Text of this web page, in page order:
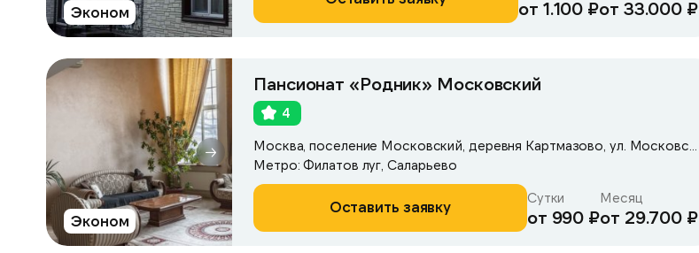
Эконом от 1.100 ₽от 33.000 ₽
Эконом
Пансионат «Родник» Московский
4
Метро: Филатов луг, Саларьево
Оставить заявку Сутки
от 990 ₽
Месяц
от 29.700 ₽